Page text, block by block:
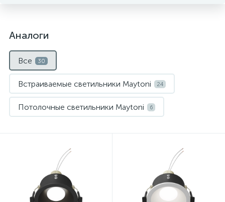
Аналоги
Все 30
Встраиваемые светильники Maytoni 24
Потолочные светильники Maytoni 6